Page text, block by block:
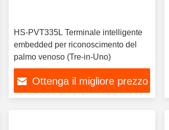
HS-PVT335L Terminale intelligente
embedded per riconoscimento del
palmo venoso (Tre-in-Uno)
Ottenga il migliore prezzo